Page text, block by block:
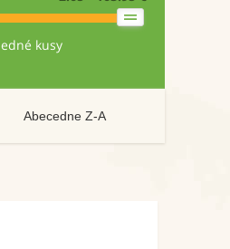
kusy
Abecedne Z-A